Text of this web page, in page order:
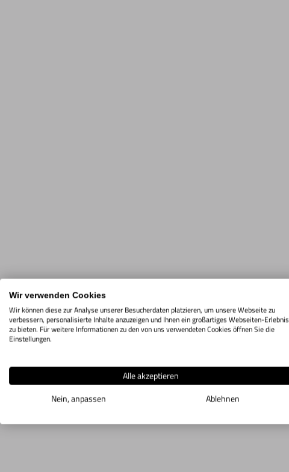
Wir verwenden Cookies
Wir können diese zur Analyse unserer Besucherdaten platzieren, um unsere Webseite zu
verbessern, personalisierte Inhalte anzuzeigen und Ihnen ein großartiges Webseiten-Erlebnis
zu bieten. Für weitere Informationen zu den von uns verwendeten Cookies öffnen Sie die
Einstellungen.
Alle akzeptieren
Nein, anpassen
Ablehnen